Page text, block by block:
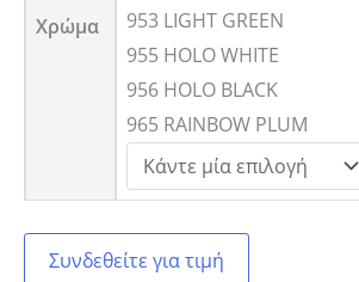
Χρώμα
953 LIGHT GREEN
955 HOLO WHITE
956 HOLO BLACK
965 RAINBOW PLUM
Συνδεθείτε για τιμή